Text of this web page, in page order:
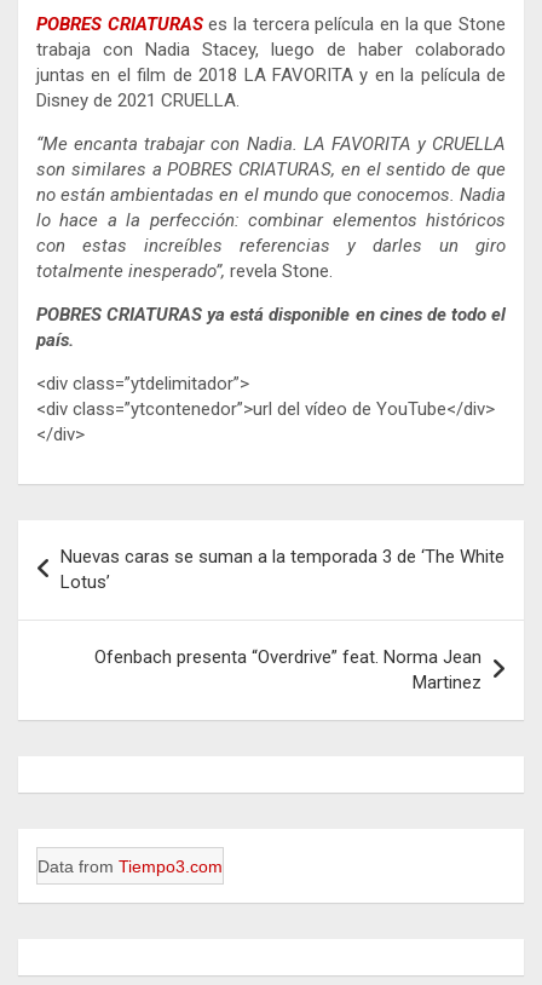
POBRES CRIATURASes la tercera película en la que Stone
trabaja con Nadia Stacey, luego de haber colaborado
juntas en el film de 2018 LA FAVORITA y en la película de
Disney de 2021 CRUELLA.
“Me encanta trabajar con Nadia. LA FAVORITA y CRUELLA
son similares a POBRES CRIATURAS, en el sentido de que
no están ambientadas en el mundo que conocemos. Nadia
lo hace a la perfección: combinar elementos históricos
con estas increíbles referencias y darles un giro
totalmente inesperado”, revela Stone.
POBRES CRIATURAS ya está disponible en cines de todo el
país.
<div class=”ytdelimitador”>
<div class=”ytcontenedor”>url del vídeo de YouTube</div>
</div>
de
entradas
Nuevas caras se suman a la temporada 3 de ‘The White
Lotus’
Ofenbach presenta “Overdrive” feat. Norma Jean
Martinez
Data from Tiempo3.com